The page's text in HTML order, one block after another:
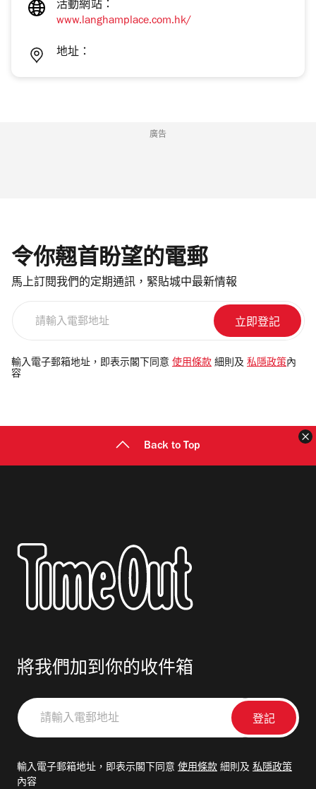
活動網站：
www.langhamplace.com.hk/
地址：
廣告
令你翹首盼望的電郵
馬上訂閱我們的定期通訊，緊貼城中最新情報
電
郵
輸入電子郵箱地址，即表示閣下同意 使用條款 細則及 私隱政策 內
容
Back to Top
將我們加到你的收件箱
請
輸
郵
輸入電子郵箱地址，即表示閣下同意 使用條款 細則及 私隱政策
內容